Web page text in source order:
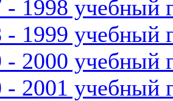
- 1998 учебный
- 1999 учебный
- 2000 учебный
- 2001 учебный